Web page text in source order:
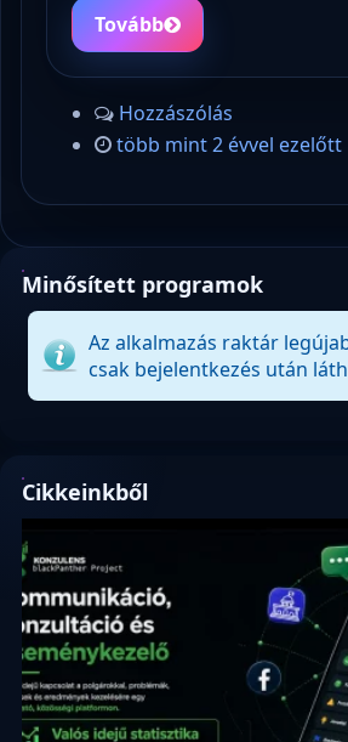
Tovább
Hozzászólás
több mint 2 évvel ezelőtt
Minősített programok
Az alkalmazás raktár
csak bejelentkezés után
Cikkeinkből